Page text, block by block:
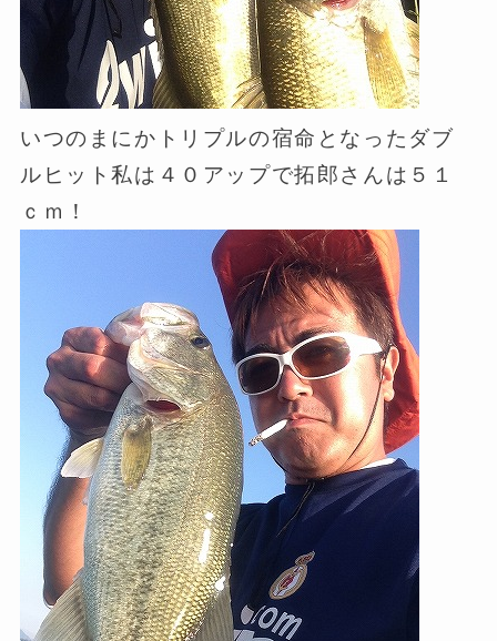
いつのまにかトリプルの宿命となったダブ
ルヒット私は４０アップで拓郎さんは５１
ｃｍ！